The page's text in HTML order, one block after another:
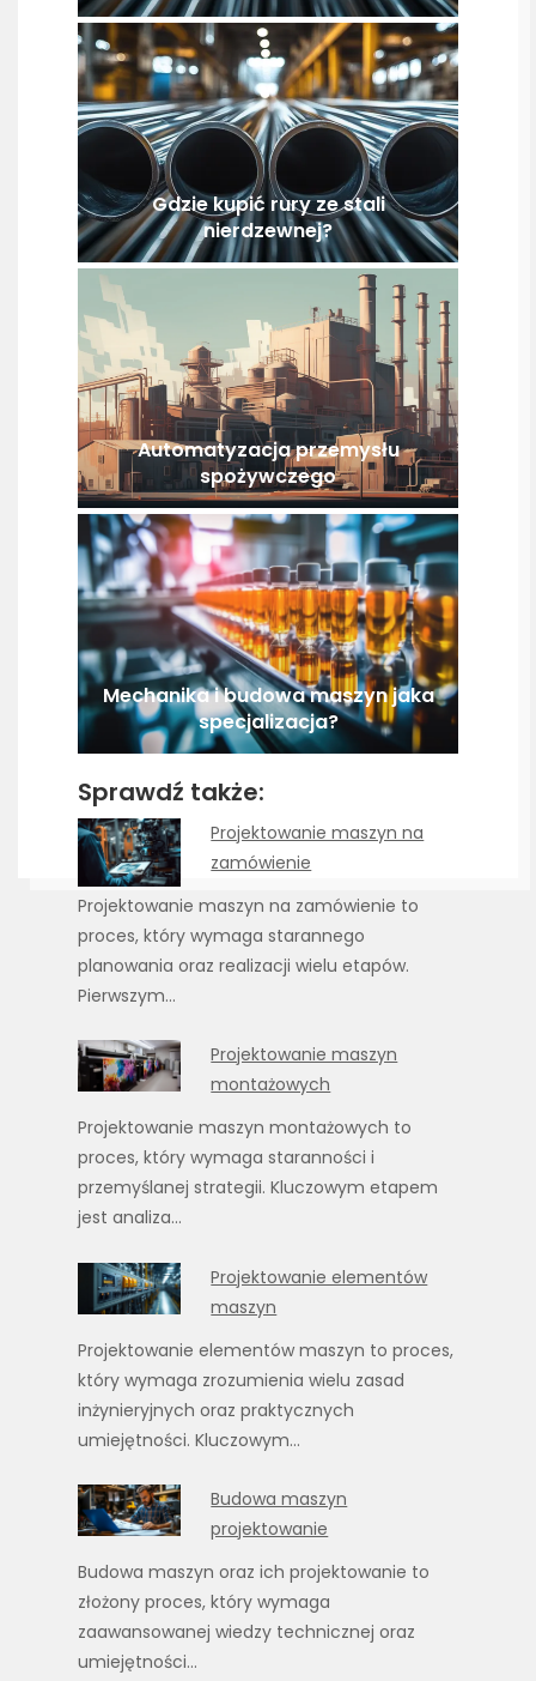
Gdzie kupić rury ze stali
nierdzewnej?
Automatyzacja przemysłu
spożywczego
Mechanika i budowa maszyn jaka
specjalizacja?
Sprawdź także:
Projektowanie maszyn na
zamówienie
Projektowanie maszyn na zamówienie to
proces, który wymaga starannego
planowania oraz realizacji wielu etapów.
Pierwszym…
Projektowanie maszyn
montażowych
Projektowanie maszyn montażowych to
proces, który wymaga staranności i
przemyślanej strategii. Kluczowym etapem
jest analiza…
Projektowanie elementów
maszyn
Projektowanie elementów maszyn to proces,
który wymaga zrozumienia wielu zasad
inżynieryjnych oraz praktycznych
umiejętności. Kluczowym…
Budowa maszyn
projektowanie
Budowa maszyn oraz ich projektowanie to
złożony proces, który wymaga
zaawansowanej wiedzy technicznej oraz
umiejętności…